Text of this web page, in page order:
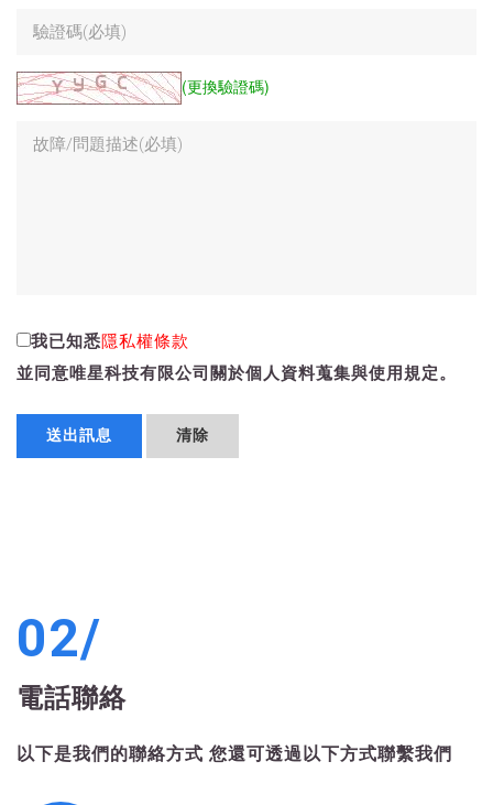
(更換驗證碼)
我已知悉隱私權條款
並同意唯星科技有限公司關於個人資料蒐集與使用規定。
02/
電話聯絡
以下是我們的聯絡方式 您還可透過以下方式聯繫我們